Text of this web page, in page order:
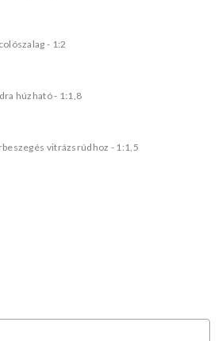
- 1:2
húzható - 1:1,8
vitrázsrúdhoz - 1:1,5